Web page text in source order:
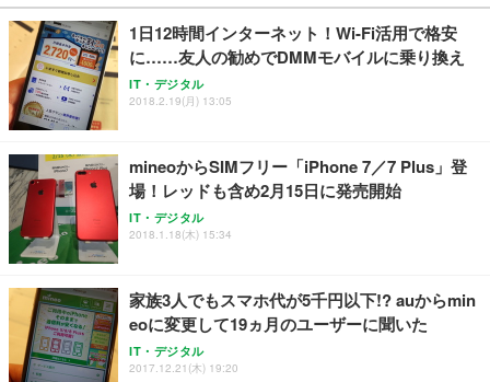
￥27,999
Sezlife オフィスチェア デスクチェア 疲れない テレ
ワーク チェア 強化バックレスト 30度ロッキング機
能 人間工学 椅子 腰サポート 90度跳ね上げ式アーム
務用 おしゃれ パソコンチェア (ブラック)
Sezlife オフィスチェア デスクチェア 疲れない テレ
ワーク チェア 強化バックレスト 30度ロッキング機
能 人間工学 椅子 腰サポート 90度跳ね上げ式アーム
務用 おしゃれ パソコンチェア (ホワイト)
ANDWINT オフィスチェア デスクチェア 肘なし メ
ッシュ 通気性 ランバーサポート付き 腰サポート ガ
ス圧無段階昇降 360度回転 キャスター付き コンパク
￥109,572
【純正品】27"ゲーミングモニター DualSense 充電
フック付き（CFI-ZDM1J）
【整備済み品】Dell E2724HS 27インチ 液晶モニタ
ー フルHD（1920×1080）VA 非光沢 HDMI/DisplayP
ort/VGA スピーカー内蔵 高さ調整 スイベル VESA対
【MiniLED/24.5inch/280Hz/FHD】GRAPHT THE S
HOOTER Gaming Monitor 24” Essential ゲーミン
グモニター QD 24.5インチ 1ms FHD 量子ドット 残
￥3,234
ネオ・ルーライフ ネオ・オムツ L 中型犬用 26枚入
り 単品
Smart Basic(スマートベーシック) 【Amazon.co.jp
限定】 Smart Basic アイリスオーヤマ ペットシーツ
超厚型 お徳用 ワイド 100枚入 (x 1) (ケース販売)
アイリスオーヤマ ペットシーツ 超厚型 お徳用 レギ
ュラー 200枚入【Amazon.co.jp限定】
1日12時間インターネット！Wi-Fi活用で格安
に……友人の勧めでDMMモバイルに乗り換え
IT・デジタル
2018.2.19(月) 13:05
mineoからSIMフリー「iPhone 7／7 Plus」登
場！レッドも含め2月15日に発売開始
IT・デジタル
2018.1.18(木) 15:34
家族3人でもスマホ代が5千円以下!? auからmin
eoに変更して19ヵ月のユーザーに聞いた
IT・デジタル
2017.12.21(木) 19:20